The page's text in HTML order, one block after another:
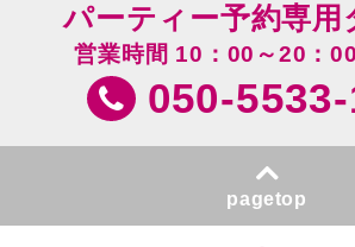
パーティー予約専用
営業時間 10：00～20：
050-
pagetop